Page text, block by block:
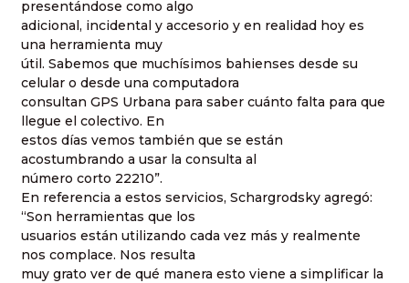
presentándose como algo
adicional, incidental y accesorio y en realidad hoy es
una herramienta muy
útil. Sabemos que muchísimos bahienses desde su
celular o desde una computadora
consultan GPS Urbana para saber cuánto falta para que
llegue el colectivo. En
estos días vemos también que se están
acostumbrando a usar la consulta al
número corto 22210”.
En referencia a estos servicios, Schargrodsky agregó:
“Son herramientas que los
usuarios están utilizando cada vez más y realmente
nos complace. Nos resulta
muy grato ver de qué manera esto viene a simplificar la